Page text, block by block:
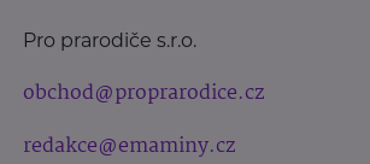
Pro prarodiče s.r.o.
obchod@proprarodice.cz
redakce@emaminy.cz